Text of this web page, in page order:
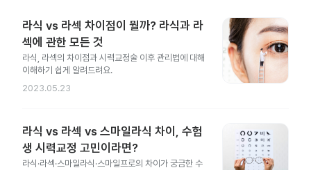
라식 vs 라섹 차이점이 뭘까? 라식과 라
섹에 관한 모든 것
라식, 라섹의 차이점과 시력교정술 이후 관리법에 대해
이해하기 쉽게 알려드려요.
2023.05.23
라식 vs 라섹 vs 스마일라식 차이, 수험
생 시력교정 고민이라면?
라식·라섹·스마일라식·스마일프로의 차이가 궁금한 수